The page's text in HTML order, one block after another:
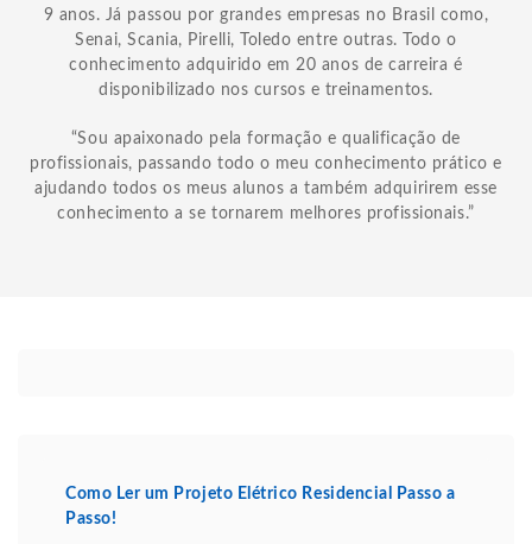
9 anos. Já passou por grandes empresas no Brasil como,
Senai, Scania, Pirelli, Toledo entre outras. Todo o
conhecimento adquirido em 20 anos de carreira é
disponibilizado nos cursos e treinamentos.
“Sou apaixonado pela formação e qualificação de
profissionais, passando todo o meu conhecimento prático e
ajudando todos os meus alunos a também adquirirem esse
conhecimento a se tornarem melhores profissionais.”
Como Ler um Projeto Elétrico Residencial Passo a
Passo!